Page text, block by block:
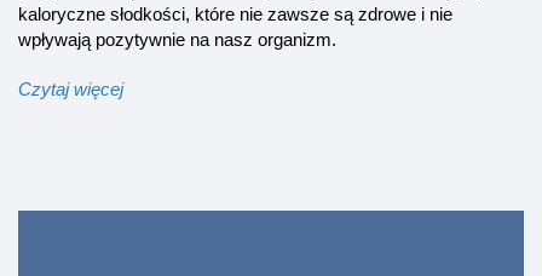
kaloryczne słodkości, które nie zawsze są zdrowe i nie
wpływają pozytywnie na nasz organizm.
Czytaj więcej